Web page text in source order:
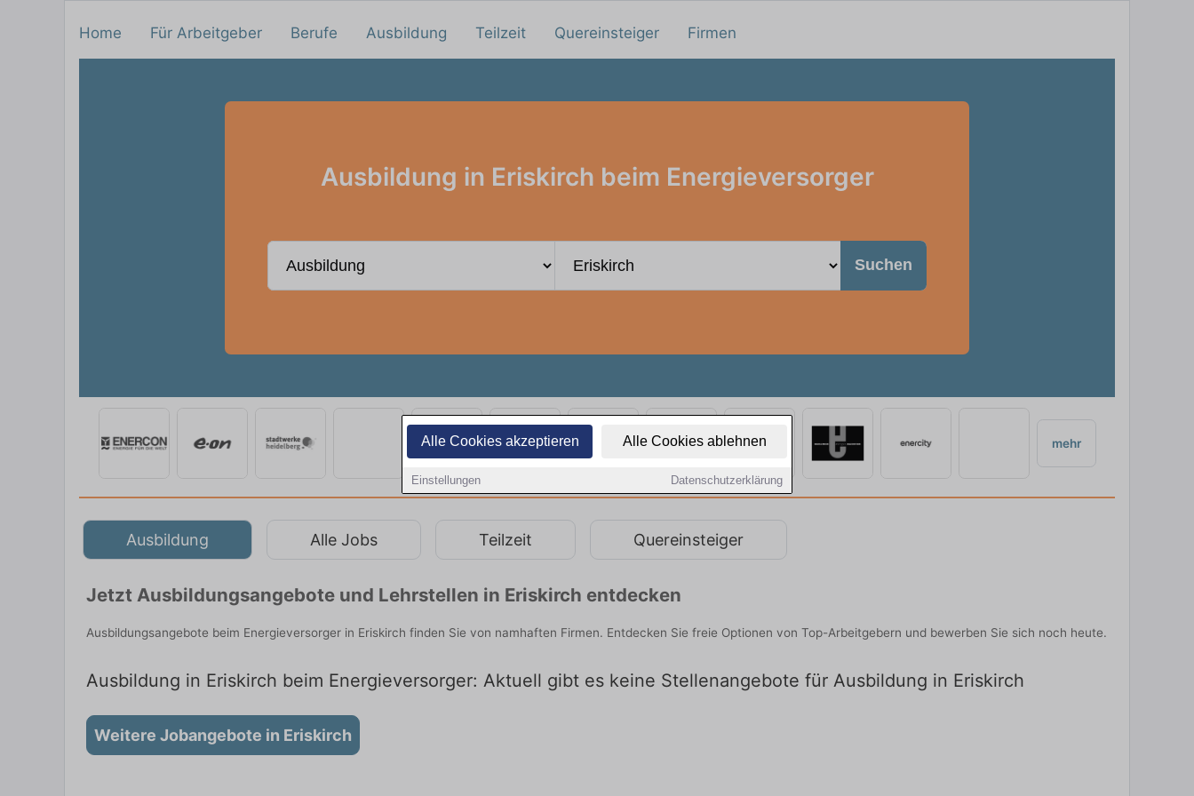
Alle Cookies akzeptieren Alle Cookies ablehnen
Einstellungen Datenschutzerklärung
Home Für Arbeitgeber Berufe Ausbildung Teilzeit Quereinsteiger Firmen
Ausbildung in Eriskirch beim Energieversorger
Suchen
mehr
Ausbildung Alle Jobs Teilzeit Quereinsteiger
Jetzt Ausbildungsangebote und Lehrstellen in Eriskirch entdecken
Ausbildungsangebote beim Energieversorger in Eriskirch finden Sie von namhaften Firmen. Entdecken Sie freie Optionen von Top-Arbeitgebern und bewerben Sie sich noch heute.
Ausbildung in Eriskirch beim Energieversorger: Aktuell gibt es keine Stellenangebote für Ausbildung in Eriskirch
Weitere Jobangebote in Eriskirch